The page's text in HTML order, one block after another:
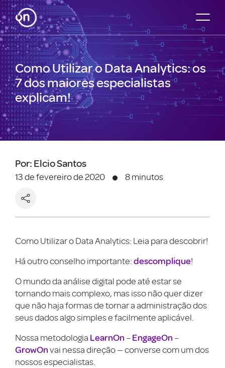
Como Utilizar o Data Analytics: os
7 dos maiores especialistas
explicam!
Por: Elcio Santos
13 de fevereiro de 2020 8 minutos
Como Utilizar o Data Analytics: Leia para descobrir!
Há outro conselho importante: descomplique!
O mundo da análise digital pode até estar se
tornando mais complexo, mas isso não quer dizer
que não haja formas de tornar a administração dos
seus dados algo simples e facilmente aplicável.
Nossa metodologia LearnOn – EngageOn –
GrowOnvai nessa direção — converse com um dos
nossos especialistas.